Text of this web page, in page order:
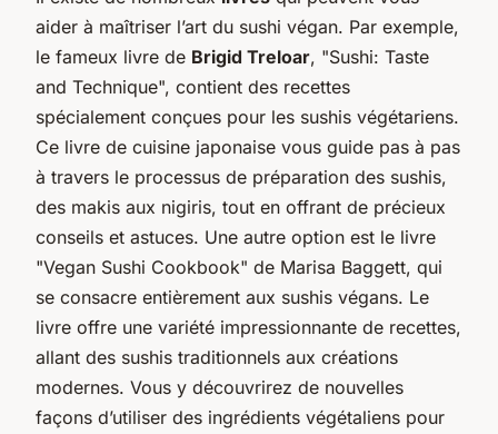
aider à maîtriser l’art du sushi végan. Par exemple,
le fameux livre de Brigid Treloar, "Sushi: Taste
and Technique", contient des recettes
spécialement conçues pour les sushis végétariens.
Ce livre de cuisine japonaise vous guide pas à pas
à travers le processus de préparation des sushis,
des makis aux nigiris, tout en offrant de précieux
conseils et astuces. Une autre option est le livre
"Vegan Sushi Cookbook" de Marisa Baggett, qui
se consacre entièrement aux sushis végans. Le
livre offre une variété impressionnante de recettes,
allant des sushis traditionnels aux créations
modernes. Vous y découvrirez de nouvelles
façons d’utiliser des ingrédients végétaliens pour